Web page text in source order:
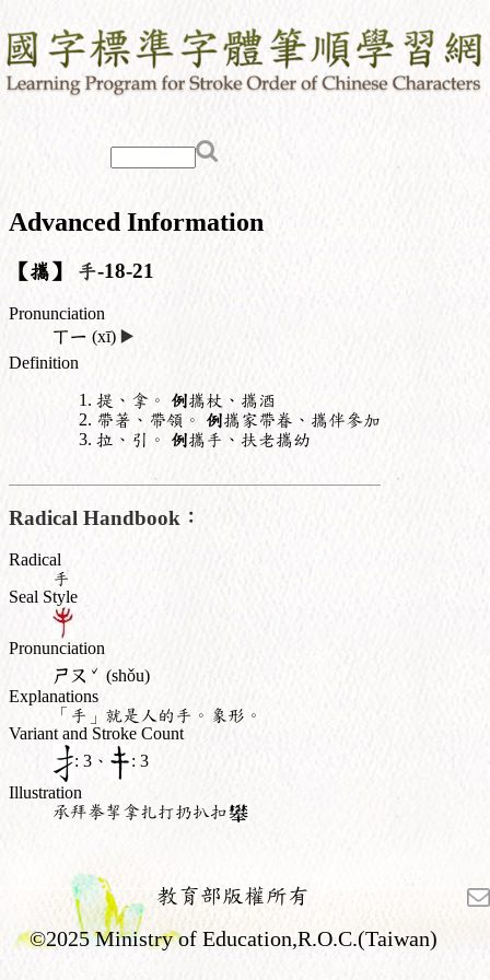
Advanced Information
【攜】 手-18-21
Pronunciation
ㄒㄧ (xī) ▶️
Definition
提、拿。 例攜杖、攜酒
帶著、帶領。 例攜家帶眷、攜伴參加
拉、引。 例攜手、扶老攜幼
Radical Handbook：
Radical
手
Seal Style
Pronunciation
ㄕㄡ ˇ (shǒu)
Explanations
「手」就是人的手。象形。
Variant and Stroke Count
: 3、
: 3
Illustration
承拜拳挈拿扎打扔扒扣
教育部版權所有
©2025 Ministry of Education,R.O.C.(Taiwan)